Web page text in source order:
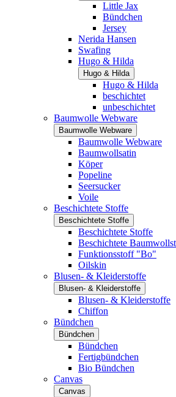
Little Jax
Bündchen
Jersey
Nerida Hansen
Swafing
Hugo & Hilda
Hugo & Hilda
Hugo & Hilda
beschichtet
unbeschichtet
Baumwolle Webware
Baumwolle Webware
Baumwolle Webware
Baumwollsatin
Köper
Popeline
Seersucker
Voile
Beschichtete Stoffe
Beschichtete Stoffe
Beschichtete Stoffe
Beschichtete
Funktionsstoff "Bo"
Oilskin
Blusen- & Kleiderstoffe
Blusen- & Kleiderstoffe
Blusen- & Kleiderstoffe
Chiffon
Bündchen
Bündchen
Bündchen
Fertigbündchen
Bio Bündchen
Canvas
Canvas